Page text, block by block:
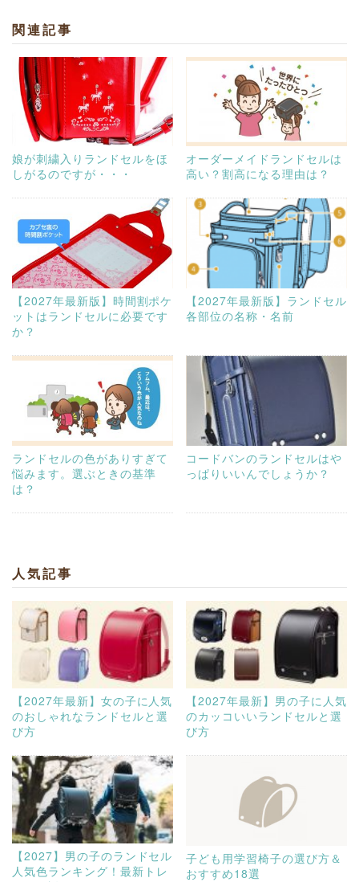
関連記事
娘が刺繍入りランドセルをほ
しがるのですが・・・
オーダーメイドランドセルは
高い？割高になる理由は？
【2027年最新版】時間割ポケ
ットはランドセルに必要です
か？
【2027年最新版】ランドセル
各部位の名称・名前
ランドセルの色がありすぎて
悩みます。選ぶときの基準
は？
コードバンのランドセルはや
っぱりいいんでしょうか？
人気記事
【2027年最新】女の子に人気
のおしゃれなランドセルと選
び方
【2027年最新】男の子に人気
のカッコいいランドセルと選
び方
【2027】男の子のランドセル
人気色ランキング！最新トレ
子ども用学習椅子の選び方＆
おすすめ18選